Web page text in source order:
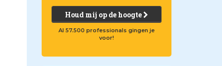
Houd mij op de hoogte
Al 57.500 professionals gingen je
voor!